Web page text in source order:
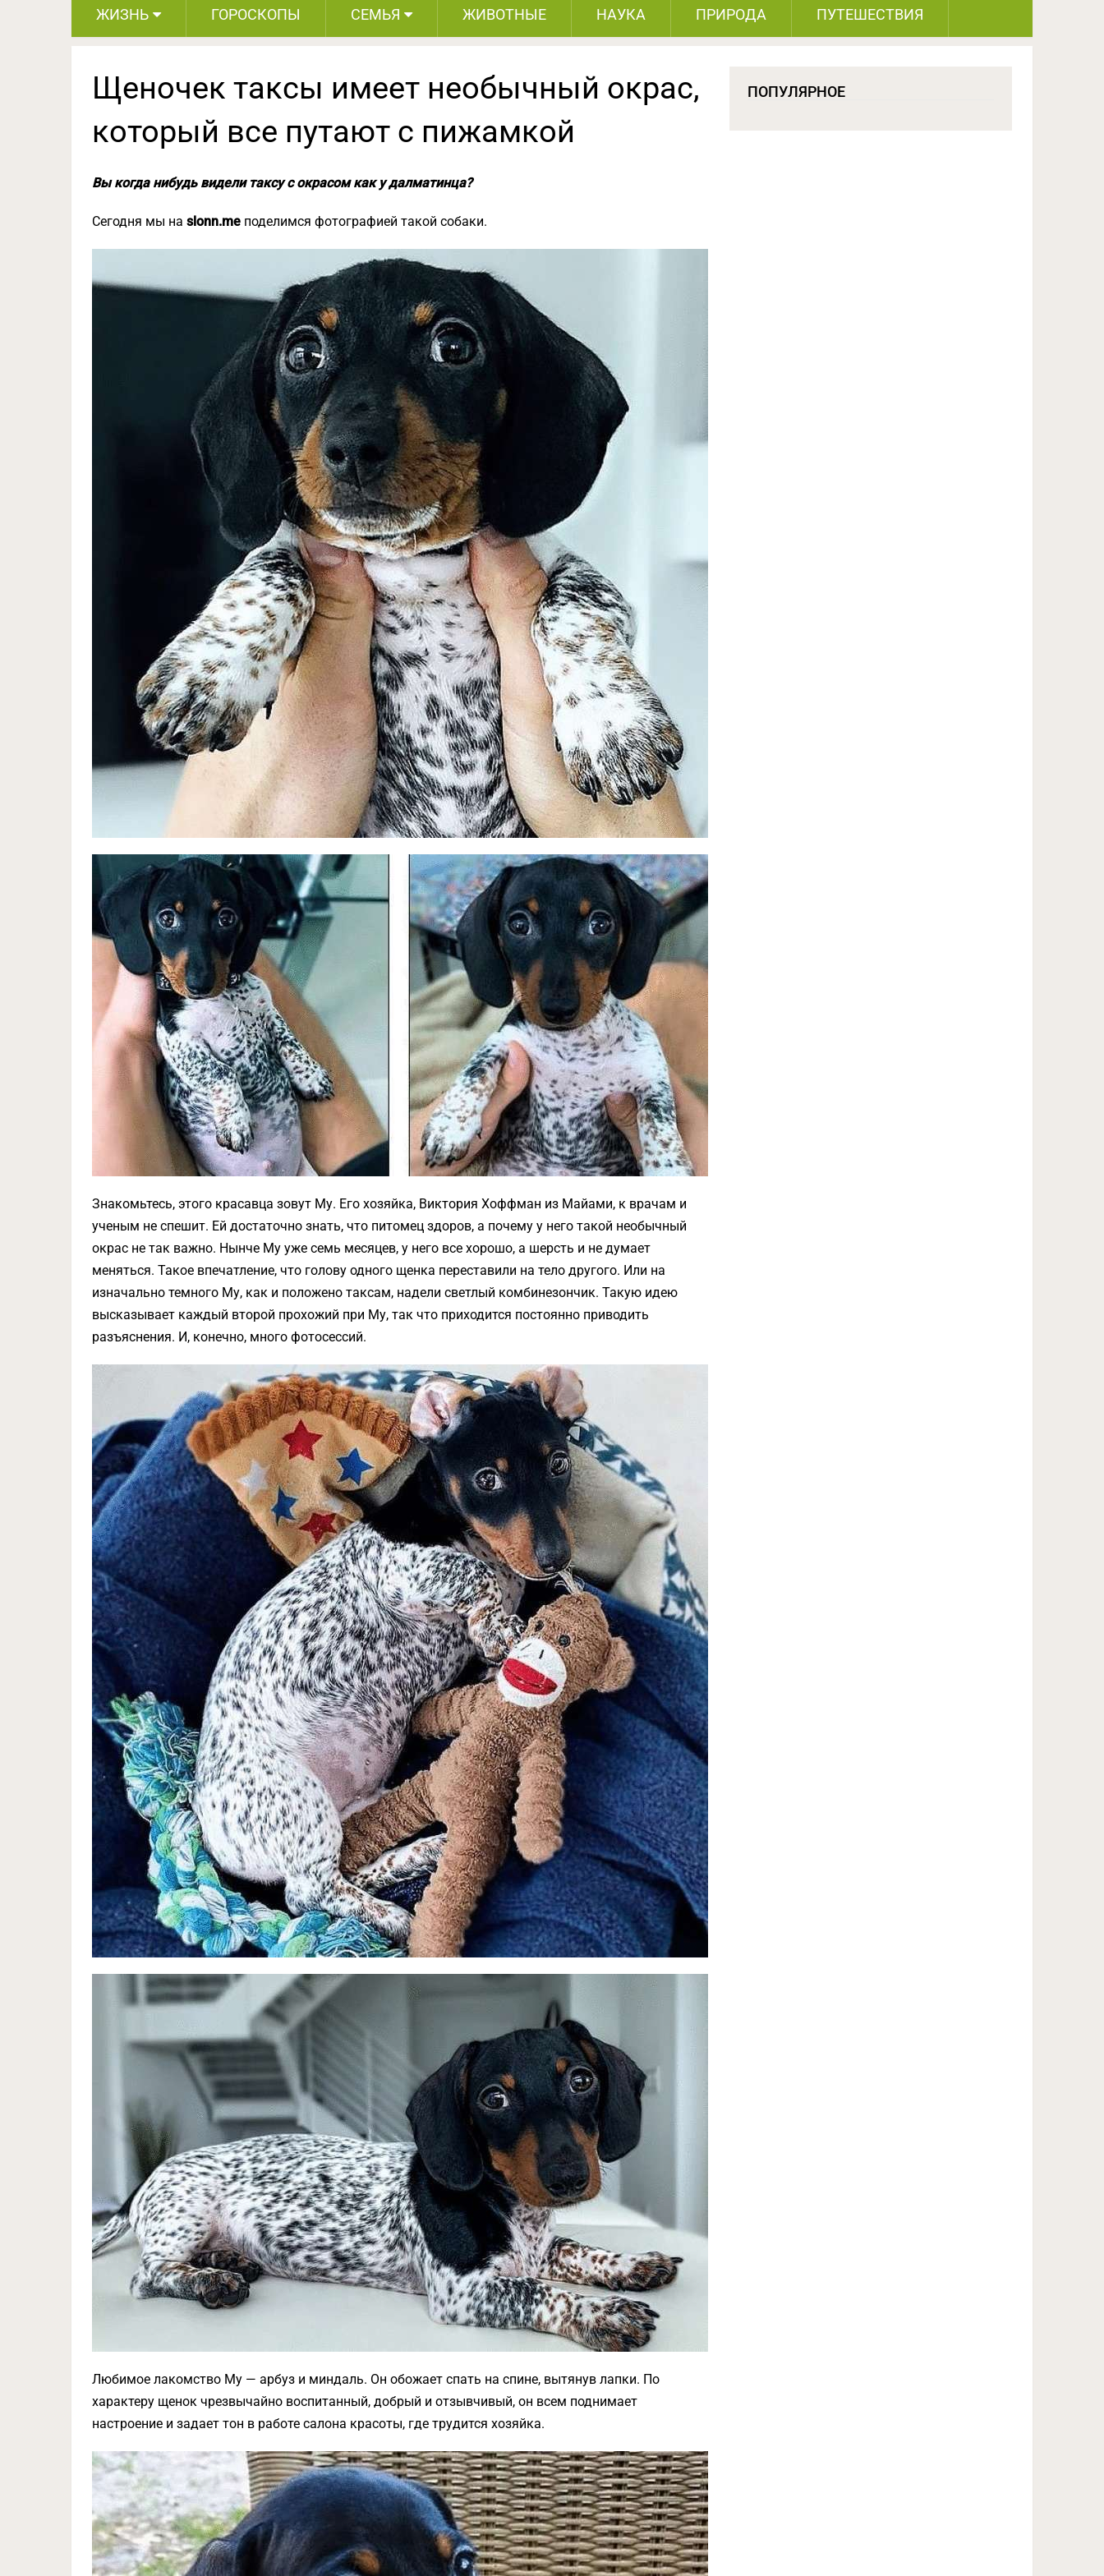
ЖИЗНЬ ГОРОСКОПЫ СЕМЬЯ ЖИВОТНЫЕ НАУКА ПРИРОДА ПУТЕШЕСТВИЯ
Щеночек таксы имеет необычный окрас,
который все путают с пижамкой
Вы когда нибудь видели таксу с окрасом как у далматинца?
Сегодня мы на slonn.me поделимся фотографией такой собаки.
Знакомьтесь, этого красавца зовут Му. Его хозяйка, Виктория Хоффман из Майами, к врачам и
ученым не спешит. Ей достаточно знать, что питомец здоров, а почему у него такой необычный
окрас не так важно. Нынче Му уже семь месяцев, у него все хорошо, а шерсть и не думает
меняться. Такое впечатление, что голову одного щенка переставили на тело другого. Или на
изначально темного Му, как и положено таксам, надели светлый комбинезончик. Такую идею
высказывает каждый второй прохожий при Му, так что приходится постоянно приводить
разъяснения. И, конечно, много фотосессий.
Любимое лакомство Му — арбуз и миндаль. Он обожает спать на спине, вытянув лапки. По
характеру щенок чрезвычайно воспитанный, добрый и отзывчивый, он всем поднимает
настроение и задает тон в работе салона красоты, где трудится хозяйка.
ПОПУЛЯРНОЕ